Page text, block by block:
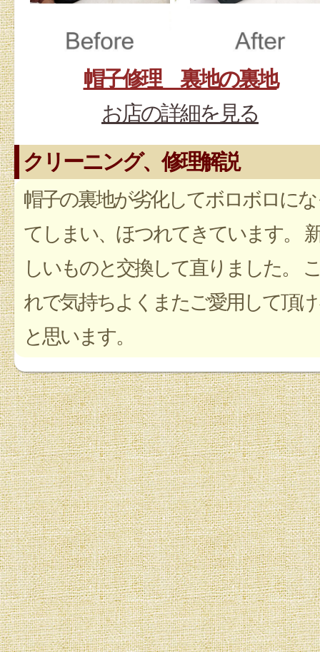
帽子修理 裏地の裏地
お店の詳細を見る
クリーニング、修理解説
帽子の裏地が劣化してボロボロに
てしまい、ほつれてきています。
しいものと交換して直りました。
れで気持ちよくまたご愛用して頂
と思います。